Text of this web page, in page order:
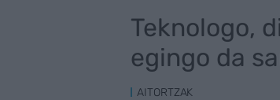
Teknologo,
egingo da
AITORTZAK